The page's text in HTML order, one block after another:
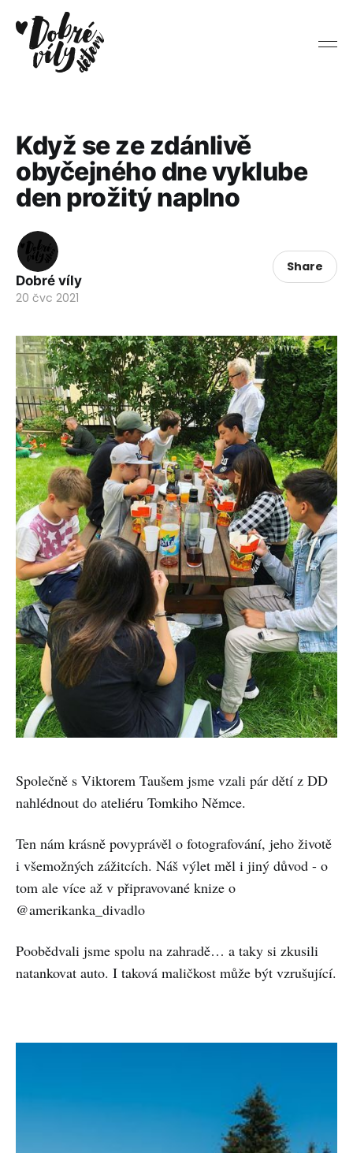
Když se ze zdánlivě
obyčejného dne vyklube
den prožitý naplno
Dobré víly
20 čvc 2021
Share
Společně s Viktorem Taušem jsme vzali pár dětí z DD
nahlédnout do ateliéru Tomkiho Němce.
Ten nám krásně povyprávěl o fotografování, jeho životě
i všemožných zážitcích. Náš výlet měl i jiný důvod - o
tom ale více až v připravované knize o
@amerikanka_divadlo
Poobědvali jsme spolu na zahradě… a taky si zkusili
natankovat auto. I taková maličkost může být vzrušující.